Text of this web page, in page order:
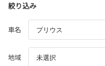
絞り込み
車名
地域